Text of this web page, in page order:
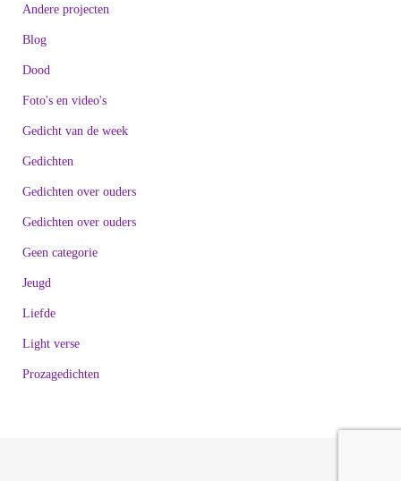
Andere projecten
Blog
Dood
Foto's en video's
Gedicht van de week
Gedichten
Gedichten over ouders
Gedichten over ouders
Geen categorie
Jeugd
Liefde
Light verse
Prozagedichten